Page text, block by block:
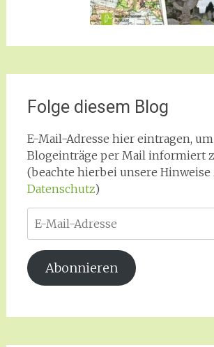
Folge diesem Blog
E-Mail-Adresse hier eintragen,
Blogeinträge per Mail informiert
(beachte hierbei unsere Hinweise
Datenschutz)
Mail-
Adresse
Abonnieren